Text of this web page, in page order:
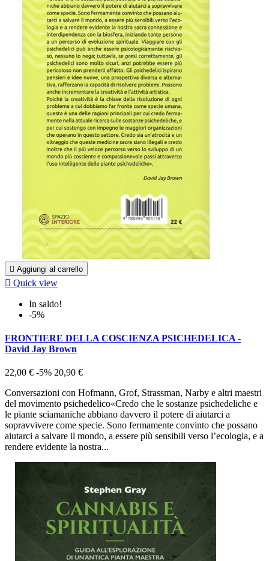
 Aggiungi al carrello
 Quick view
In saldo!
-5%
FRONTIERE DELLA COSCIENZA PSICHEDELICA -
David Jay Brown
22,00 € -5% 20,90 €
Conversazioni con Hofmann, Grof, Strassman, Narby e altri maestri
del movimento psichedelico«Credo che le sostanze psichedeliche e
le piante sciamaniche abbiano davvero il potere di aiutarci a
sopravvivere come specie. Sono fermamente convinto che possano
aiutarci a salvare il mondo, a essere più sensibili verso l’ecologia, e a
rendere evidente la nostra...